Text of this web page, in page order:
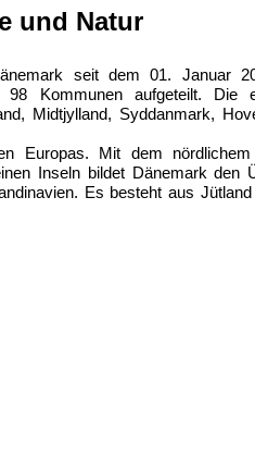
und Natur
seit dem 01. Januar
Kommunen aufgeteilt. Die
Midtjylland, Syddanmark,
Europas. Mit dem
Inseln bildet Dänemark den
Es besteht aus